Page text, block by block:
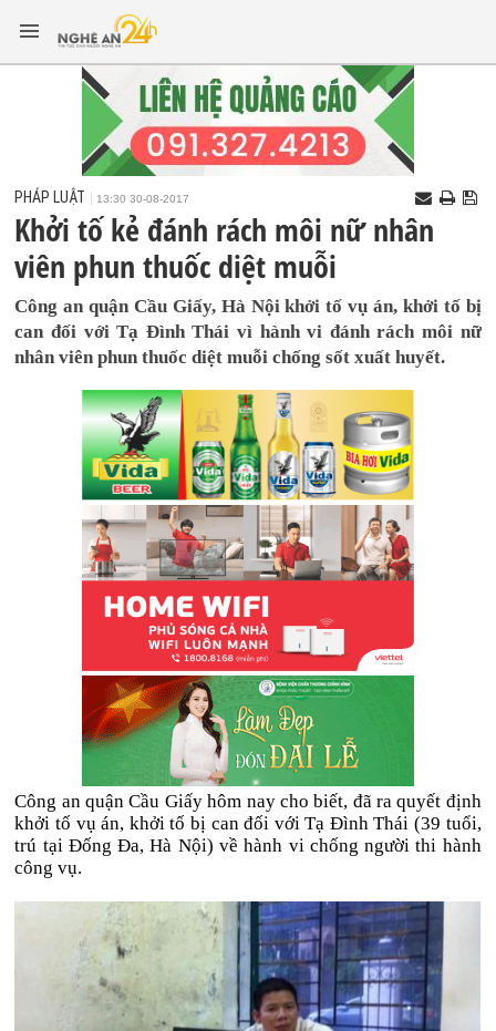
PHÁP LUẬT 13:30 30-08-2017
Khởi tố kẻ đánh rách môi nữ nhân
viên phun thuốc diệt muỗi
Công an quận Cầu Giấy, Hà Nội khởi tố vụ án, khởi tố bị
can đối với Tạ Đình Thái vì hành vi đánh rách môi nữ
nhân viên phun thuốc diệt muỗi chống sốt xuất huyết.
Công an quận Cầu Giấy hôm nay cho biết, đã ra quyết định
khởi tố vụ án, khởi tố bị can đối với Tạ Đình Thái (39 tuổi,
trú tại Đống Đa, Hà Nội) về hành vi chống người thi hành
công vụ.